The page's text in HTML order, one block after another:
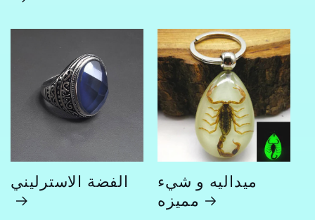
الفضة الاسترليني ميداليه و شيء
مميزه